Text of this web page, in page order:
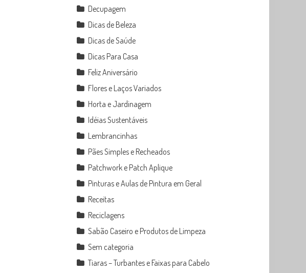
Decupagem
Dicas de Beleza
Dicas de Saúde
Dicas Para Casa
Feliz Aniversário
Flores e Laços Variados
Horta e Jardinagem
Idéias Sustentáveis
Lembrancinhas
Pães Simples e Recheados
Patchwork e Patch Aplique
Pinturas e Aulas de Pintura em Geral
Receitas
Reciclagens
Sabão Caseiro e Produtos de Limpeza
Sem categoria
Tiaras – Turbantes e Faixas para Cabelo